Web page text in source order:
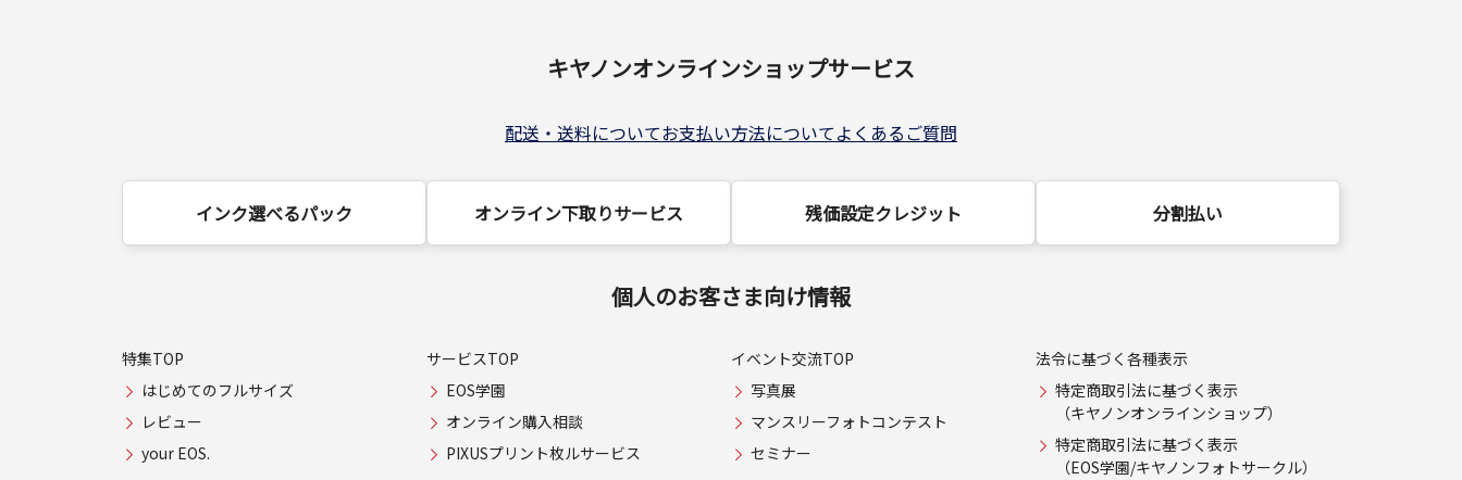
キヤノンオンラインショップサービス
配送・送料についてお支払い方法についてよくあるご質問
インク選べるパック オンライン下取りサービス 残価設定クレジット 分割払い
個人のお客さま向け情報
特集TOP
はじめてのフルサイズ
レビュー
your EOS.
サービスTOP
EOS学園
オンライン購入相談
PIXUSプリント枚ルサービス
イベント交流TOP
写真展
マンスリーフォトコンテスト
セミナー
法令に基づく各種表示
特定商取引法に基づく表示
（キヤノンオンラインショップ）
特定商取引法に基づく表示
（EOS学園/キヤノンフォトサークル）